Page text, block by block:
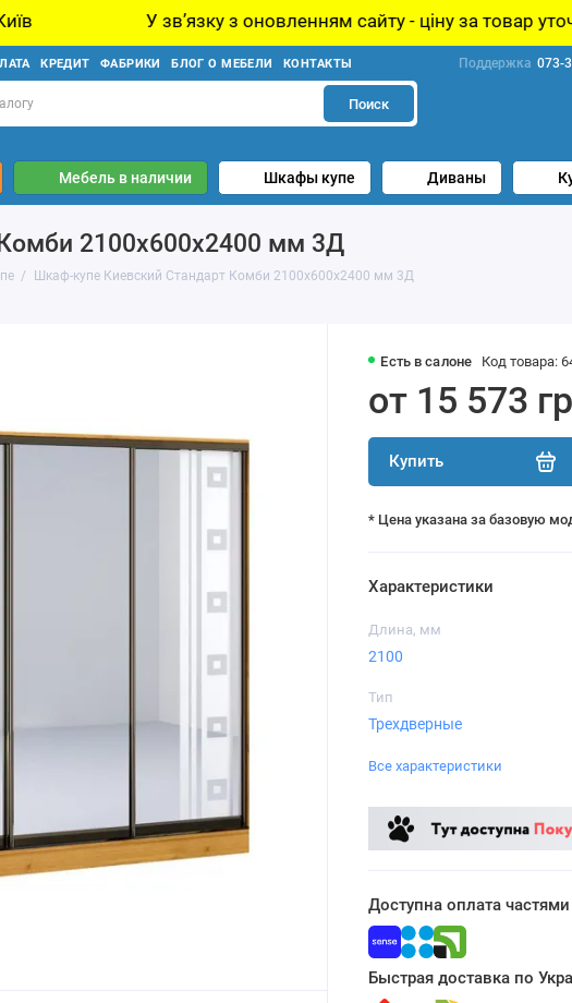
з оновленням сайту - ціну за товар уточнюйте у
КРЕДИТ ФАБРИКИ БЛОГ О МЕБЕЛИ КОНТАКТЫ Поддержка 073-
Поиск
Мебель в наличии Шкафы купе Диваны
2100х600х2400 мм 3Д
Шкаф-купе Киевский Стандарт Комби 2100х600х2400 мм 3Д
Есть в салоне Код товара:
от 15 573
Купить
* Цена указана за базовую
Характеристики
Длина, мм
2100
Тип
Трехдверные
Все характеристики
Доступна оплата
Быстрая доставка по